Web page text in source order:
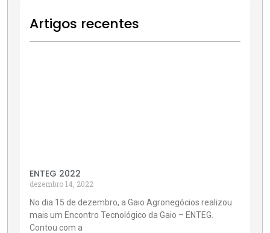
Artigos recentes
ENTEG 2022
dezembro 14, 2022
No dia 15 de dezembro, a Gaio Agronegócios realizou
mais um Encontro Tecnológico da Gaio – ENTEG.
Contou com a